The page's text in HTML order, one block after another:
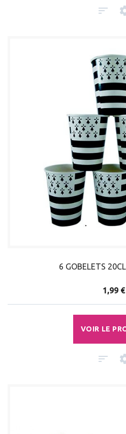
6 GOBELETS
1,99 €
VOIR LE